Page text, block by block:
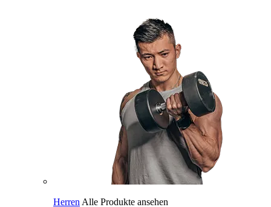
Herren Alle Produkte ansehen